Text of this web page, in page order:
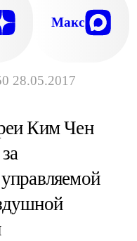
28.05.2017
Макс
Ким Чен